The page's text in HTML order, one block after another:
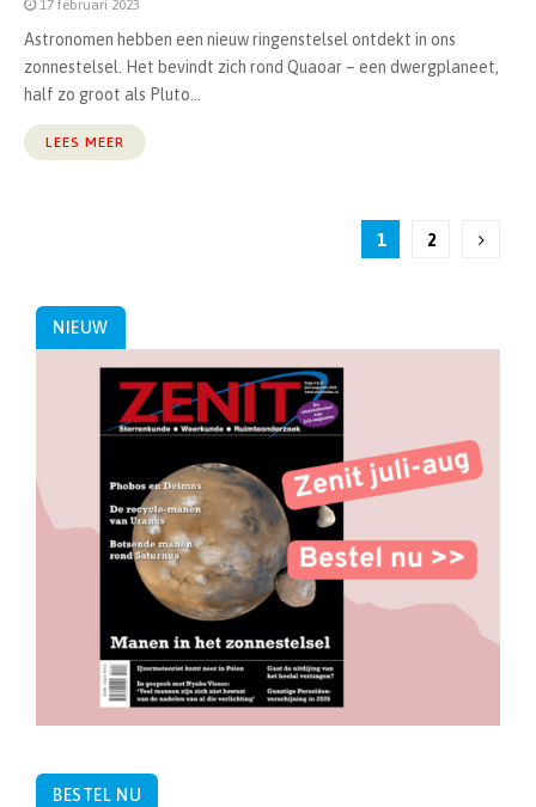
17 februari 2023
Astronomen hebben een nieuw ringenstelsel ontdekt in ons
zonnestelsel. Het bevindt zich rond Quaoar – een dwergplaneet,
half zo groot als Pluto...
LEES MEER
1 2
NIEUW
BESTEL NU